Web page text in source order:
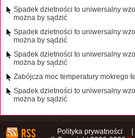
Spadek dzietności to uniwersalny
można by sądzić
Spadek dzietności to uniwersalny
można by sądzić
Spadek dzietności to uniwersalny
można by sądzić
Zabójcza moc temperatury mokrego
Spadek dzietności to uniwersalny
można by sądzić
Polityka prywatności